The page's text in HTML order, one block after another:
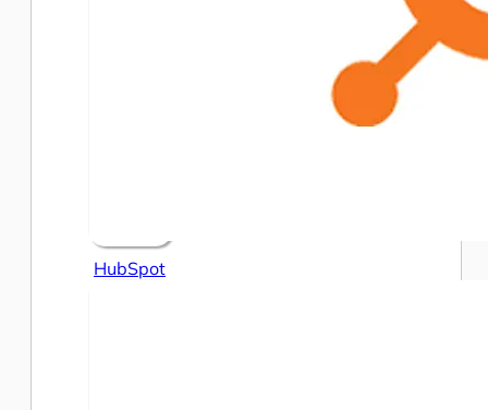
HubSpot